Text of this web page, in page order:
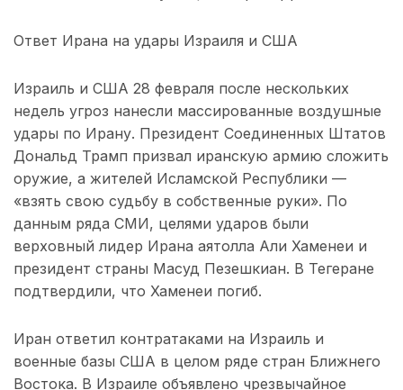
Ответ Ирана на удары Израиля и США
Израиль и США 28 февраля после нескольких
недель угроз нанесли массированные воздушные
удары по Ирану. Президент Соединенных Штатов
Дональд Трамп призвал иранскую армию сложить
оружие, а жителей Исламской Республики —
«взять свою судьбу в собственные руки». По
данным ряда СМИ, целями ударов были
верховный лидер Ирана аятолла Али Хаменеи и
президент страны Масуд Пезешкиан. В Тегеране
подтвердили, что Хаменеи погиб.
Иран ответил контратаками на Израиль и
военные базы США в целом ряде стран Ближнего
Востока. В Израиле объявлено чрезвычайное